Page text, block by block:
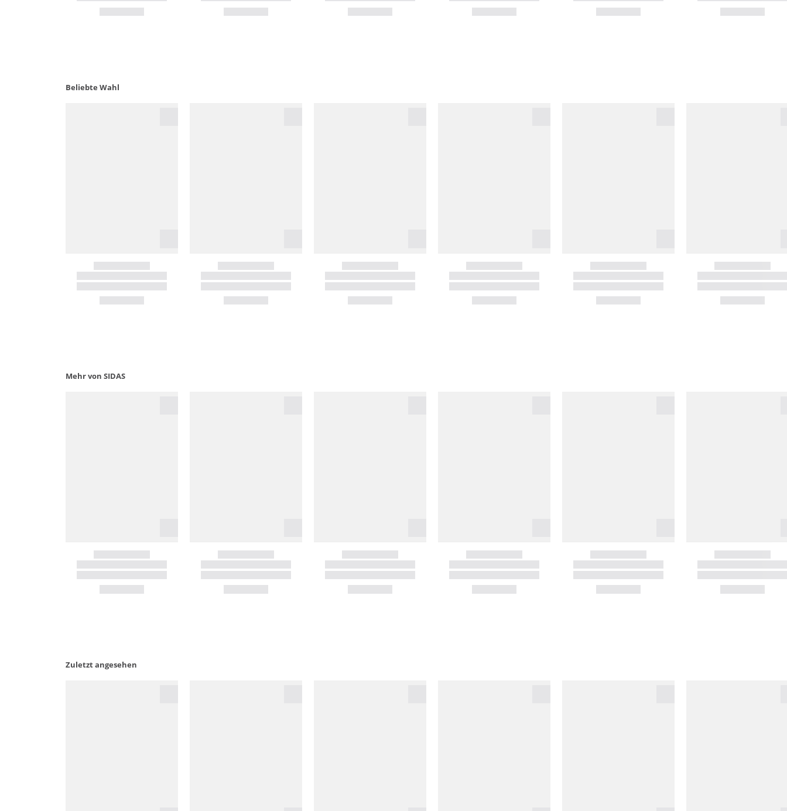
Beliebte Wahl
Mehr von SIDAS
Zuletzt angesehen